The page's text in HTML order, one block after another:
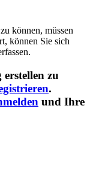
können, müssen
können Sie sich
erstellen zu
.
und Ihre